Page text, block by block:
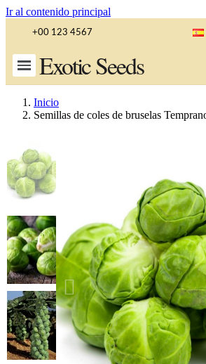
Ir al contenido principal
+00 123 4567
Exotic Seeds
Inicio
Semillas de coles de bruselas